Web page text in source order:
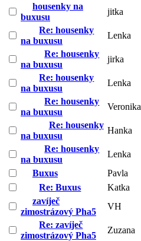
housenky na
buxusu
jitka
Re: housenky
na buxusu
Lenka
Re: housenky
na buxusu
jirka
Re: housenky
na buxusu
Lenka
Re: housenky
na buxusu
Veronika
Re: housenky
na buxusu
Hanka
Re: housenky
na buxusu
Lenka
Buxus
Pavla
Re: Buxus
Katka
zavíječ
zimostrázový Pha5
VH
Re: zavíječ
zimostrázový Pha5
Zuzana